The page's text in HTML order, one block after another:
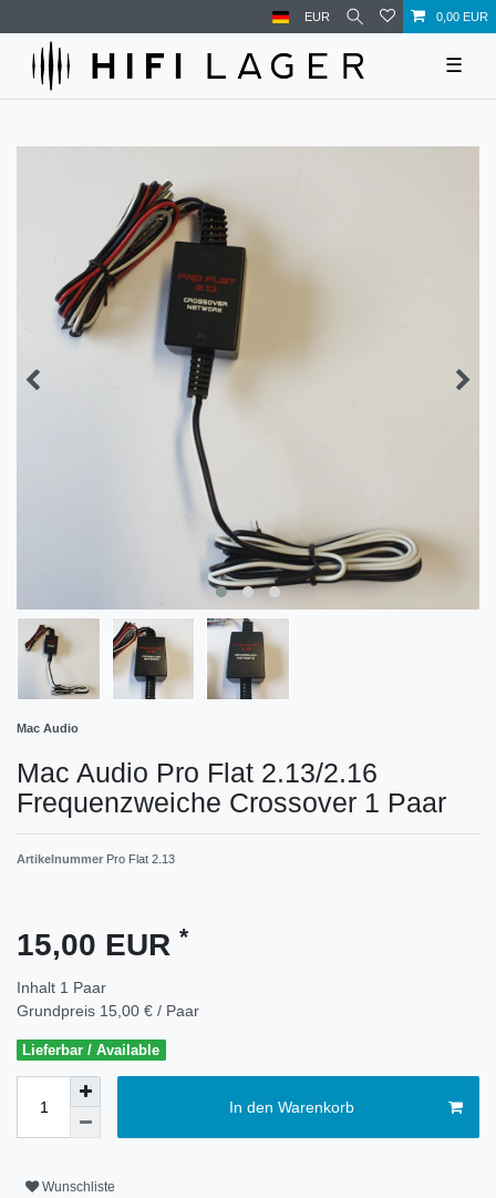
EUR 0,00 EUR
☰
Mac Audio
Mac Audio Pro Flat 2.13/2.16
Frequenzweiche Crossover 1 Paar
Artikelnummer Pro Flat 2.13
15,00 EUR *
Inhalt 1 Paar
Grundpreis 15,00 € / Paar
Lieferbar / Available
In den Warenkorb
Wunschliste